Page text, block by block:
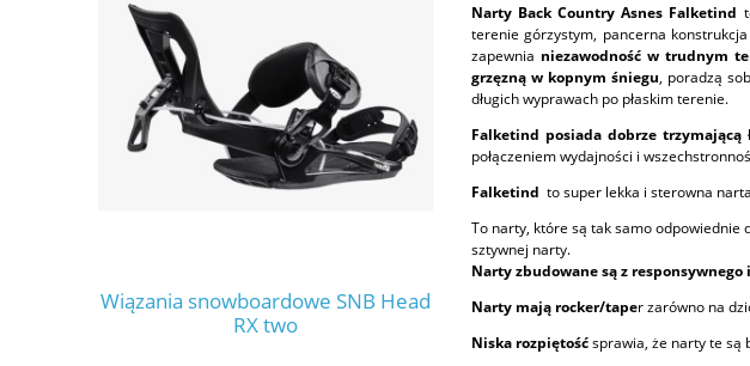
Wiązania snowboardowe SNB Head
RX two
narty zjazdowe damskie ELAN
INSOMNIA 10 z wiązaniami ELAN
ELW9 Grip Walk 2025
Narty Back Country Asnes Falketind
terenie górzystym, pancerna
zapewnia niezawodność w trudnym
grzęzną w kopnym śniegu, poradzą
długich wyprawach po płaskim terenie.
Falketind posiada dobrze trzymającą
połączeniem wydajności i
Falketind to super lekka i sterowna
To narty, które są tak samo odpowiednie
sztywnej narty.
Narty zbudowane są z
Narty mają rocker/taper zarówno na
Niska rozpiętośćsprawia, że narty te są